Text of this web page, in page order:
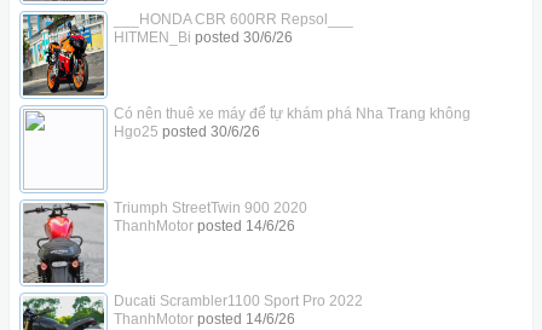
___HONDA CBR 600RR Repsol___
HITMEN_Bi posted 30/6/26
Có nên thuê xe máy để tự khám phá Nha Trang không
Hgo25 posted 30/6/26
Triumph StreetTwin 900 2020
ThanhMotorposted 14/6/26
Ducati Scrambler1100 Sport Pro 2022
ThanhMotorposted 14/6/26